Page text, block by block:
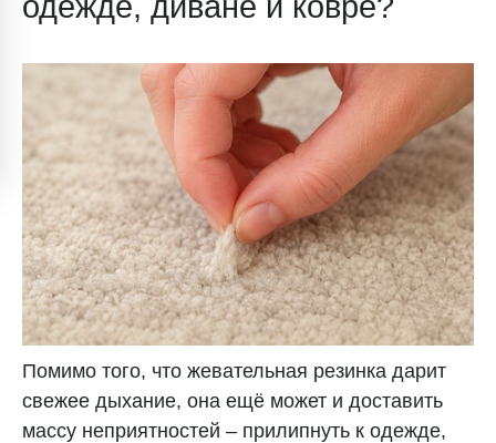
Помимо того, что жевательная резинка дарит
свежее дыхание, она ещё может и доставить
массу неприятностей – прилипнуть к одежде,